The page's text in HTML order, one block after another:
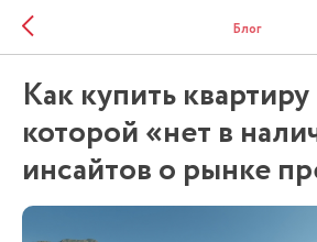
Блог
Как купить
которой «нет в
инсайтов о рынке